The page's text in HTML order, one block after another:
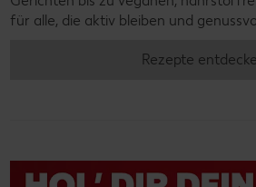
für alle, die aktiv bleiben und
Rezepte